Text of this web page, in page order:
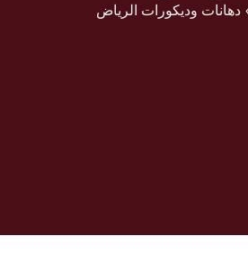
دهانات وديكورات الرياض